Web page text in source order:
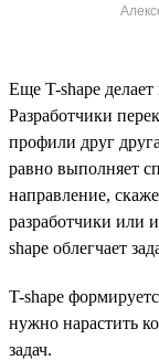
Еще T-shape
Разработчики
профили друг
равно выполняет
направление,
разработчики или
shape облегчает
T-shape
нужно нарастить
задач.